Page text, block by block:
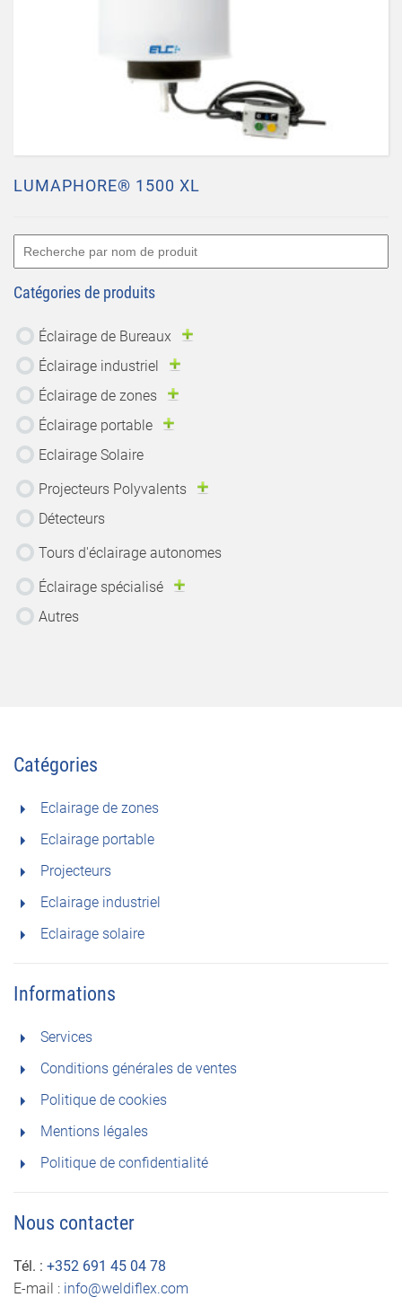
LUMAPHORE® 1500 XL
Catégories de produits
Éclairage de Bureaux
Éclairage industriel
Éclairage de zones
Éclairage portable
Eclairage Solaire
Projecteurs Polyvalents
Détecteurs
Tours d'éclairage autonomes
Éclairage spécialisé
Autres
Catégories
Eclairage de zones
Eclairage portable
Projecteurs
Eclairage industriel
Eclairage solaire
Informations
Services
Conditions générales de ventes
Politique de cookies
Mentions légales
Politique de confidentialité
Nous contacter
Tél. : +352 691 45 04 78
E-mail : info@weldiflex.com